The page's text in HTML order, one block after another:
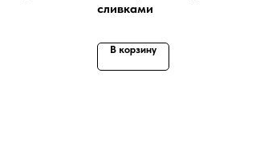
сливками
В корзину